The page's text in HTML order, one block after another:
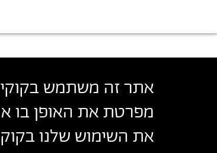
אתר זה משתמש
מפרטת את האופן בו
את השימוש שלנו
أكاديمية بتسلئيل للفنون والتصميم
of Arts and Design Jerusalem